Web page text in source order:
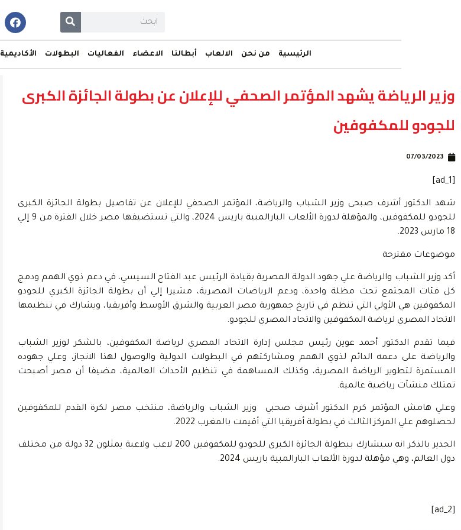
الرئيسية من نحن الالعاب أبطالنا الاعضاء الفعاليات البطولات الأكاديمية
وزير الرياضة يشهد المؤتمر الصحفي للإعلان عن بطولة الجائزة الكبرى
للجودو للمكفوفين
07/03/2023
[ad_1]
شهد الدكتور أشرف صبحى وزير الشباب والرياضة، المؤتمر الصحفي للإعلان عن تفاصيل بطولة الجائزة الكبرى
للجودو للمكفوفين، والمؤهلة لدورة الألعاب البارالمبية باريس 2024، والتي تستضيفها مصر خلال الفترة من 9 إلي
18 مارس 2023.
موضوعات مقترحة
أكد وزير الشباب والرياضة علي جهود الدولة المصرية بقيادة الرئيس عبد الفتاح السيسي، في دعم ذوي الهمم ودمج
كل فئات المجتمع تحت مظلة واحدة، ودعم الرياضات المصرية، مشيرا إلي أن بطولة الجائزة الكبري للجودو
المكفوفين هي الأولي التي تنظم في تاريخ جمهورية مصر العربية والشرق الأوسط وأفريقيا، ويشارك في تنظيمها
الاتحاد المصري لرياضة المكفوفين والاتحاد المصري للجودو.
فيما تقدم الدكتور أحمد عوين رئيس مجلس إدارة الاتحاد المصري لرياضة المكفوفين، بالشكر لوزير الشباب
والرياضة على دعمه الدائم لذوي الهمم ومشاركتهم في البطولات الدولية والوصول لهذا الانجاز، وعلي جهوده
المستمرة لتطوير الرياضة المصرية، وكذلك المساهمة في تنظيم الأحداث العالمية، مضيفا أن مصر أصبحت
تمتلك منشآت رياضية عالمية.
وعلي هامش المؤتمر كرم الدكتور أشرف صحبي وزير الشباب والرياضة، منتخب مصر لكرة القدم للمكفوفين
لحصلوهم علي المركز الثالث في بطولة أفريقيا التي أقيمت بالمغرب 2022.
الجدير بالذكر انه سيشارك ببطولة الجائزة الكبرى للجودو للمكفوفين 200 لاعب ولاعبة يمثلون 32 دولة من مختلف
دول العالم، وهي مؤهلة لدورة الألعاب البارالمبية باريس 2024.
[ad_2]